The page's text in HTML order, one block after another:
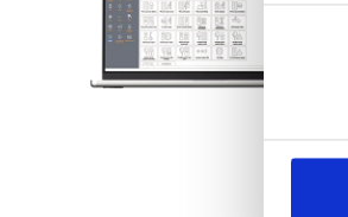
consenso